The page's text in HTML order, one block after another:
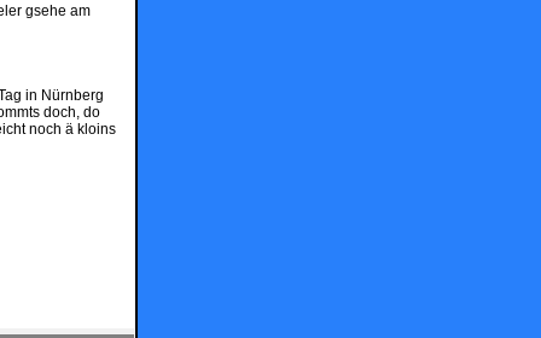
gsehe am
in Nürnberg
doch, do
noch ä kloins